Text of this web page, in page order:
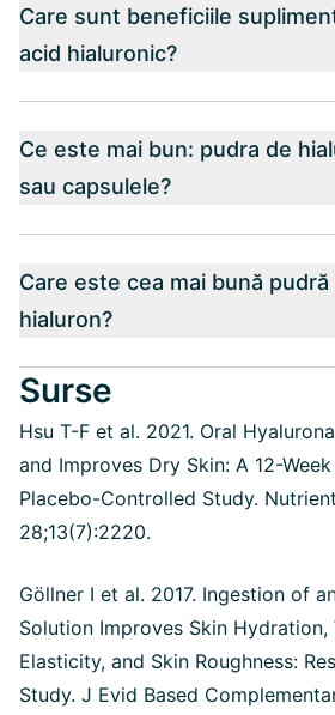
Care sunt beneficiile
acid hialuronic?
Ce este mai bun: pudra de
sau capsulele?
Care este cea mai bună pudră
hialuron?
Surse
Hsu T-F et al. 2021. Oral
and Improves Dry Skin: A 12-
Placebo-Controlled Study.
28;13(7):2220.
Göllner I et al. 2017. Ingestion of
Solution Improves Skin Hydration,
Elasticity, and Skin Roughness:
Study. J Evid Based